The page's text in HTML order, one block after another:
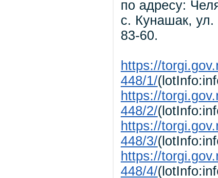
по адресу:
с. Кунашак,
83-60.
https://
448/1/
https://
448/2/
https://
448/3/
https://
448/4/